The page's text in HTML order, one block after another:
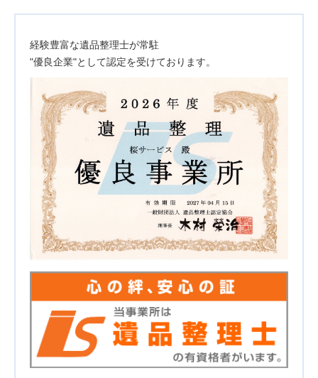
経験豊富な遺品整理士が常駐
"優良企業"として認定を受けております。